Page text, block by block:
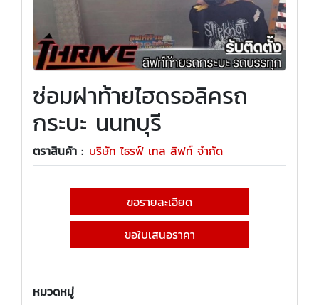
ซ่อมฝาท้ายไฮดรอลิครถ
กระบะ นนทบุรี
ตราสินค้า : บริษัท ไธรฟ์ เทล ลิฟท์ จำกัด
ขอรายละเอียด
ขอใบเสนอราคา
หมวดหมู่